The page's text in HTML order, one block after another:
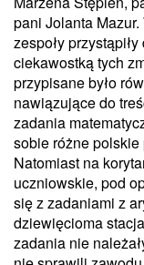
pani Jolanta
zespoły
ciekawostką tych
przypisane było
nawiązujące do
zadania
sobie różne
Natomiast na
uczniowskie, pod
się z zadaniami z
dziewięcioma
zadania nie